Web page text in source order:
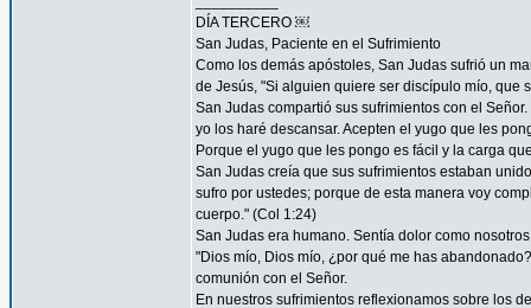
DÍA TERCERO ￼
San Judas, Paciente en el Sufrimiento
Como los demás apóstoles, San Judas sufrió un
de Jesús, "Si alguien quiere ser discípulo mío, que
San Judas compartió sus sufrimientos con el
yo los haré descansar. Acepten el yugo que les
Porque el yugo que les pongo es fácil y la carga
San Judas creía que sus sufrimientos estaban
sufro por ustedes; porque de esta manera voy
cuerpo." (Col 1:24)
San Judas era humano. Sentía dolor como
"Dios mío, Dios mío, ¿por qué me has
comunión con el Señor.
En nuestros sufrimientos reflexionamos sobre los